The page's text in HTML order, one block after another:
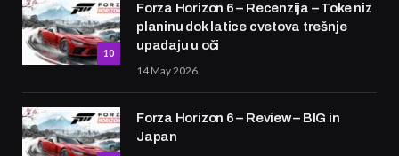
10
Forza Horizon 6 – Recenzija – Toke niz
planinu dok latice cvetova trešnje
upadaju u oči
14 May 2026
Forza Horizon 6 – Review – BIG in
Japan